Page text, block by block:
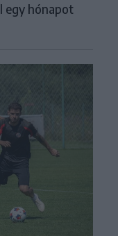
egy hónapot